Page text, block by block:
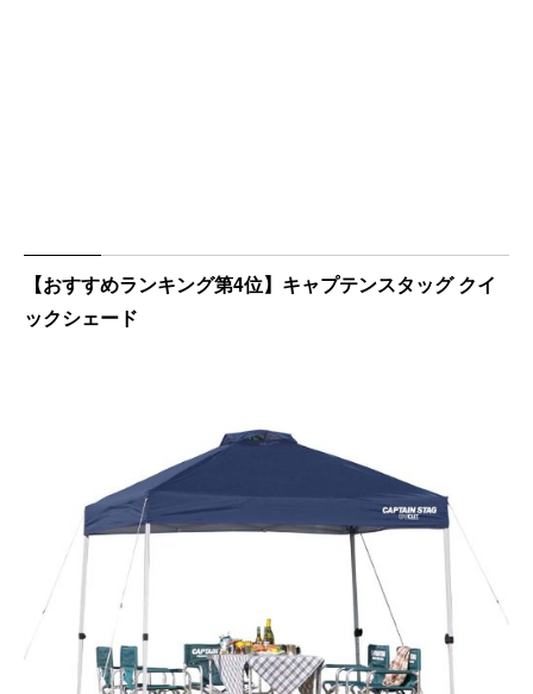
【おすすめランキング第4位】キャプテンスタッグ クイ
ックシェード